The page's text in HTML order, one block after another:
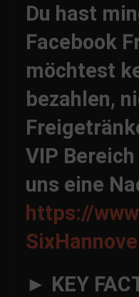
Du hast
Facebook
möchtest
bezahlen,
VIP
uns eine
https://
► KEY